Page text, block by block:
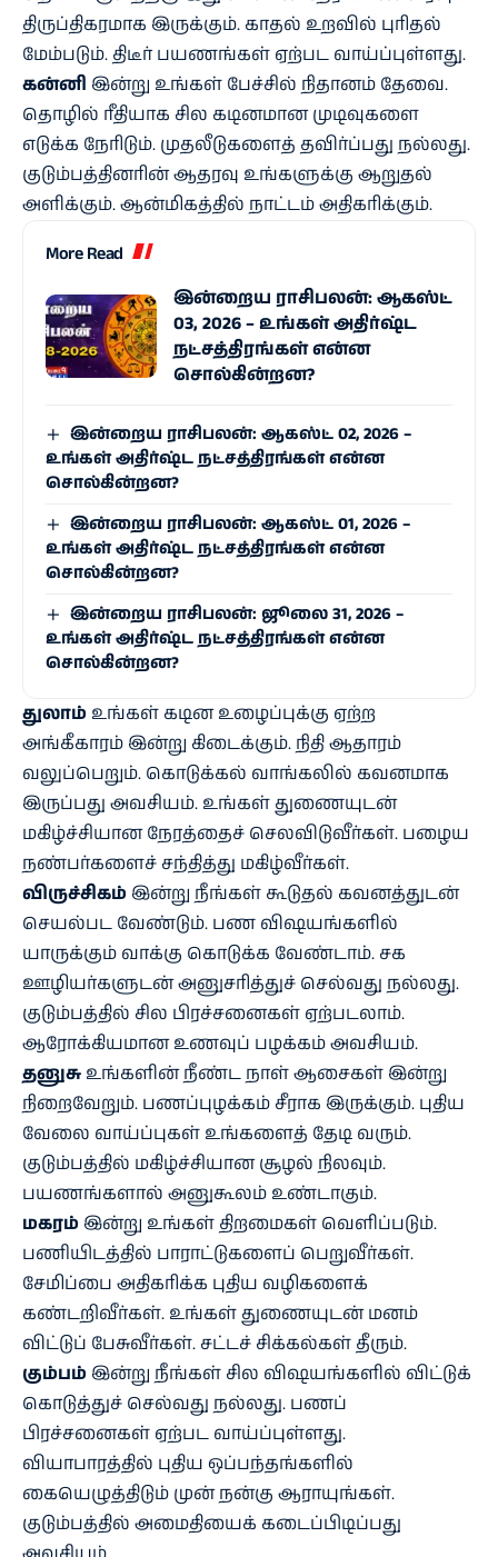
திருப்திகரமாக இருக்கும். காதல் உறவில் புரிதல்
மேம்படும். திடீர் பயணங்கள் ஏற்பட வாய்ப்புள்ளது.
கன்னி இன்று உங்கள் பேச்சில் நிதானம் தேவை.
தொழில் ரீதியாக சில கடினமான முடிவுகளை
எடுக்க நேரிடும். முதலீடுகளைத் தவிர்ப்பது நல்லது.
குடும்பத்தினரின் ஆதரவு உங்களுக்கு ஆறுதல்
அளிக்கும். ஆன்மிகத்தில் நாட்டம் அதிகரிக்கும்.
More Read
இன்றைய ராசிபலன்: ஆகஸ்ட்
03, 2026 – உங்கள் அதிர்ஷ்ட
நட்சத்திரங்கள் என்ன
சொல்கின்றன?
இன்றைய ராசிபலன்: ஆகஸ்ட் 02, 2026 –
உங்கள் அதிர்ஷ்ட நட்சத்திரங்கள் என்ன
சொல்கின்றன?
இன்றைய ராசிபலன்: ஆகஸ்ட் 01, 2026 –
உங்கள் அதிர்ஷ்ட நட்சத்திரங்கள் என்ன
சொல்கின்றன?
இன்றைய ராசிபலன்: ஜூலை 31, 2026 –
உங்கள் அதிர்ஷ்ட நட்சத்திரங்கள் என்ன
சொல்கின்றன?
துலாம் உங்கள் கடின உழைப்புக்கு ஏற்ற
அங்கீகாரம் இன்று கிடைக்கும். நிதி ஆதாரம்
வலுப்பெறும். கொடுக்கல் வாங்கலில் கவனமாக
இருப்பது அவசியம். உங்கள் துணையுடன்
மகிழ்ச்சியான நேரத்தைச் செலவிடுவீர்கள். பழைய
நண்பர்களைச் சந்தித்து மகிழ்வீர்கள்.
விருச்சிகம் இன்று நீங்கள் கூடுதல் கவனத்துடன்
செயல்பட வேண்டும். பண விஷயங்களில்
யாருக்கும் வாக்கு கொடுக்க வேண்டாம். சக
ஊழியர்களுடன் அனுசரித்துச் செல்வது நல்லது.
குடும்பத்தில் சில பிரச்சனைகள் ஏற்படலாம்.
ஆரோக்கியமான உணவுப் பழக்கம் அவசியம்.
தனுசு உங்களின் நீண்ட நாள் ஆசைகள் இன்று
நிறைவேறும். பணப்புழக்கம் சீராக இருக்கும். புதிய
வேலை வாய்ப்புகள் உங்களைத் தேடி வரும்.
குடும்பத்தில் மகிழ்ச்சியான சூழல் நிலவும்.
பயணங்களால் அனுகூலம் உண்டாகும்.
மகரம் இன்று உங்கள் திறமைகள் வெளிப்படும்.
பணியிடத்தில் பாராட்டுகளைப் பெறுவீர்கள்.
சேமிப்பை அதிகரிக்க புதிய வழிகளைக்
கண்டறிவீர்கள். உங்கள் துணையுடன் மனம்
விட்டுப் பேசுவீர்கள். சட்டச் சிக்கல்கள் தீரும்.
கும்பம் இன்று நீங்கள் சில விஷயங்களில் விட்டுக்
கொடுத்துச் செல்வது நல்லது. பணப்
பிரச்சனைகள் ஏற்பட வாய்ப்புள்ளது.
வியாபாரத்தில் புதிய ஒப்பந்தங்களில்
கையெழுத்திடும் முன் நன்கு ஆராயுங்கள்.
குடும்பத்தில் அமைதியைக் கடைப்பிடிப்பது